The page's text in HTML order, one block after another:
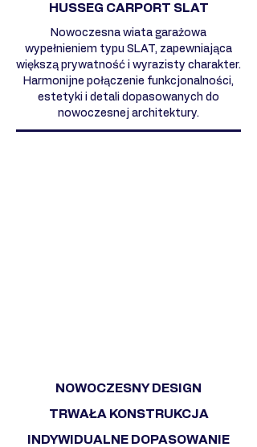
HUSSEG CARPORT SLAT
Nowoczesna wiata garażowa
wypełnieniem typu SLAT, zapewniająca
większą prywatność i wyrazisty charakter.
Harmonijne połączenie funkcjonalności,
estetyki i detali dopasowanych do
nowoczesnej architektury.
NOWOCZESNY DESIGN
TRWAŁA KONSTRUKCJA
INDYWIDUALNE DOPASOWANIE